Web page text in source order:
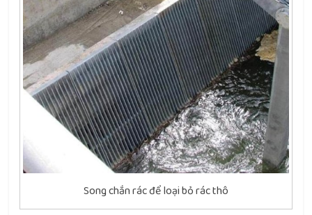
Song chắn rác để loại bỏ rác thô